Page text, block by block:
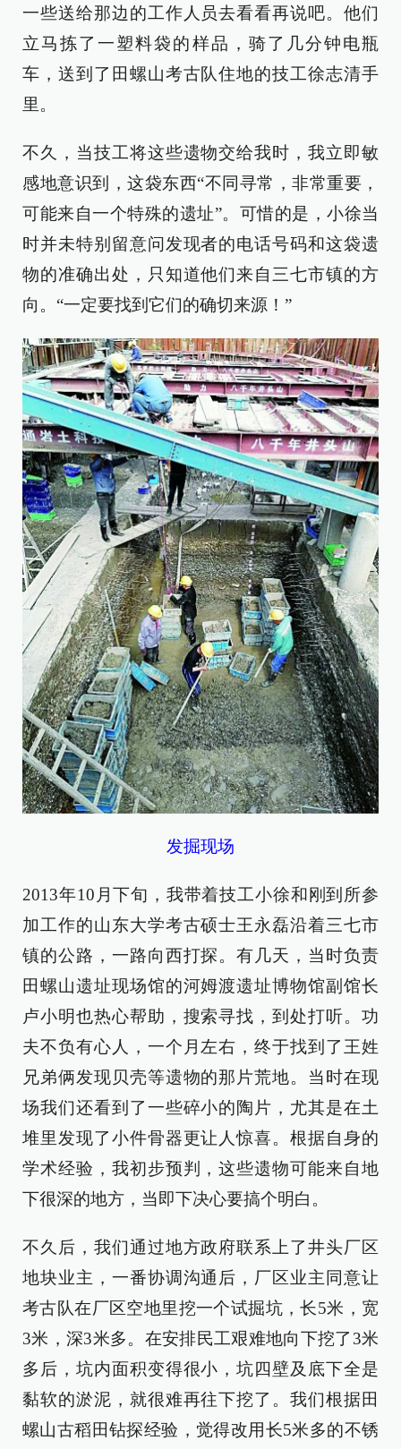
一些送给那边的工作人员去看看再说吧。他们
立马拣了一塑料袋的样品，骑了几分钟电瓶
车，送到了田螺山考古队住地的技工徐志清手
里。
不久，当技工将这些遗物交给我时，我立即敏
感地意识到，这袋东西“不同寻常，非常重要，
可能来自一个特殊的遗址”。可惜的是，小徐当
时并未特别留意问发现者的电话号码和这袋遗
物的准确出处，只知道他们来自三七市镇的方
向。“一定要找到它们的确切来源！”
发掘现场
2013年10月下旬，我带着技工小徐和刚到所参
加工作的山东大学考古硕士王永磊沿着三七市
镇的公路，一路向西打探。有几天，当时负责
田螺山遗址现场馆的河姆渡遗址博物馆副馆长
卢小明也热心帮助，搜索寻找，到处打听。功
夫不负有心人，一个月左右，终于找到了王姓
兄弟俩发现贝壳等遗物的那片荒地。当时在现
场我们还看到了一些碎小的陶片，尤其是在土
堆里发现了小件骨器更让人惊喜。根据自身的
学术经验，我初步预判，这些遗物可能来自地
下很深的地方，当即下决心要搞个明白。
不久后，我们通过地方政府联系上了井头厂区
地块业主，一番协调沟通后，厂区业主同意让
考古队在厂区空地里挖一个试掘坑，长5米，宽
3米，深3米多。在安排民工艰难地向下挖了3米
多后，坑内面积变得很小，坑四壁及底下全是
黏软的淤泥，就很难再往下挖了。我们根据田
螺山古稻田钻探经验，觉得改用长5米多的不锈